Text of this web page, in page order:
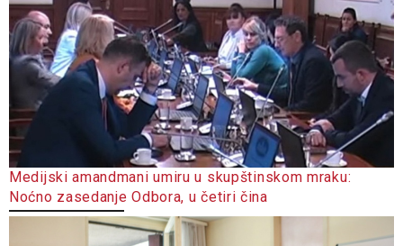
Medijski amandmani umiru u skupštinskom mraku:
Noćno zasedanje Odbora, u četiri čina